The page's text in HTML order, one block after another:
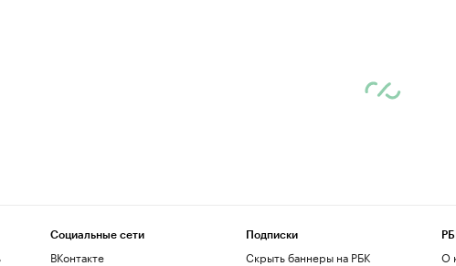
Социальные сети
ВКонтакте
Подписки
Скрыть баннеры на РБК
О